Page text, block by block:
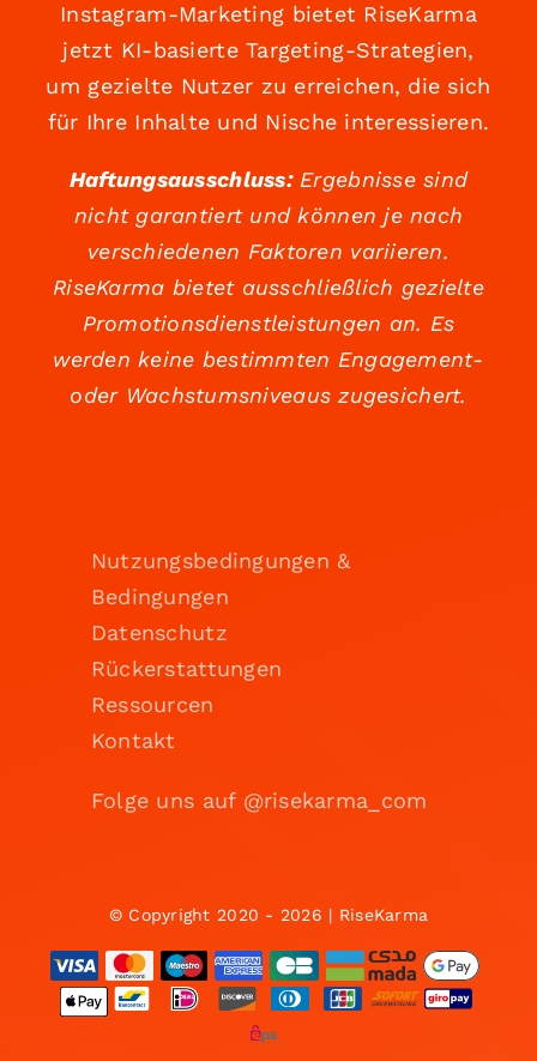
Instagram-Marketing bietet RiseKarma
jetzt KI-basierte Targeting-Strategien,
um gezielte Nutzer zu erreichen, die sich
für Ihre Inhalte und Nische interessieren.
Haftungsausschluss:Ergebnisse sind
nicht garantiert und können je nach
verschiedenen Faktoren variieren.
RiseKarma bietet ausschließlich gezielte
Promotionsdienstleistungen an. Es
werden keine bestimmten Engagement-
oder Wachstumsniveaus zugesichert.
Nutzungsbedingungen &
Bedingungen
Datenschutz
Rückerstattungen
Ressourcen
Kontakt
Folge uns auf @risekarma_com
© Copyright 2020 - 2026 | RiseKarma